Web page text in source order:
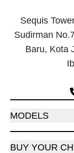
Sequis
Sudirman
Baru, Kota
MODELS
BUY YOUR